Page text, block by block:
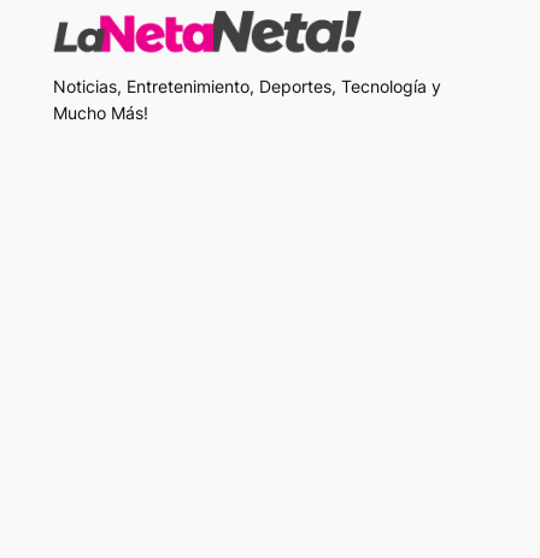
Noticias, Entretenimiento, Deportes, Tecnología y
Mucho Más!